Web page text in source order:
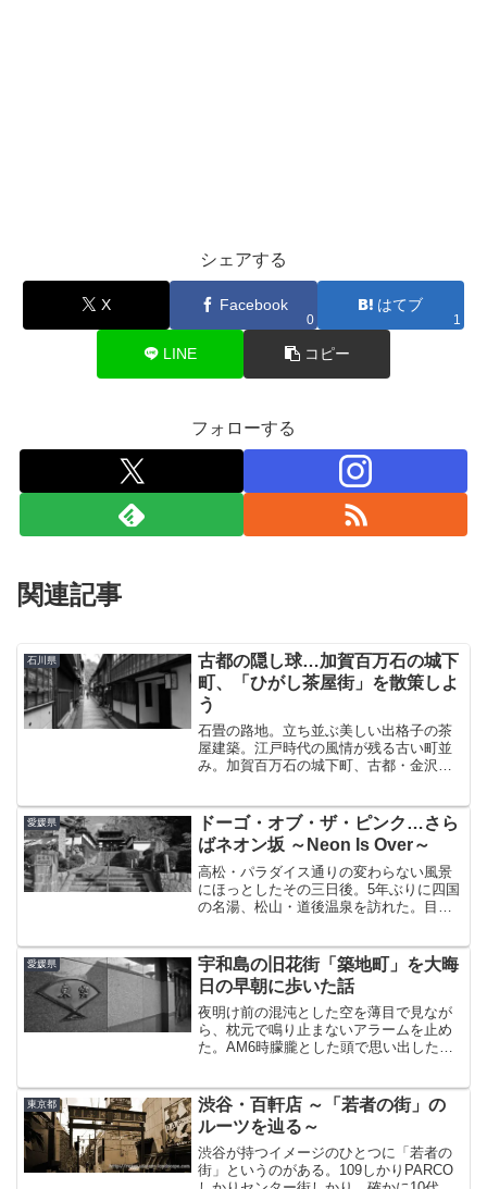
シェアする
X Facebook
0
はてブ
1
LINE コピー
フォローする
関連記事
石川県
古都の隠し球…加賀百万石の城下
町、「ひがし茶屋街」を散策しよ
う
石畳の路地。立ち並ぶ美しい出格子の茶
屋建築。江戸時代の風情が残る古い町並
み。加賀百万石の城下町、古都・金沢を
か。兼六園や近江町市場、金沢21世紀美
術館と並ぶ定番中の定番...
愛媛県
ドーゴ・オブ・ザ・ピンク…さら
ばネオン坂 ～Neon Is Over～
高松・パラダイス通りの変わらない風景
にほっとしたその三日後。5年ぶりに四国
の名湯、松山・道後温泉を訪れた。目的
に来たのが2005年末。関東から青春18き
っぷで移動しユー...
愛媛県
宇和島の旧花街「築地町」を大晦
日の早朝に歩いた話
夜明け前の混沌とした空を薄目で見なが
ら、枕元で鳴り止まないアラームを止め
た。AM6時朦朧とした頭で思い出したの
ランなので誰にも文句は言えぬが、なぜ1
年の最後の日にこん...
東京都
渋谷・百軒店 ～「若者の街」の
ルーツを辿る～
渋谷が持つイメージのひとつに「若者の
街」というのがある。109しかりPARCO